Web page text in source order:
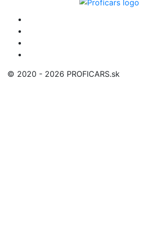
© 2020 - 2026 PROFICARS.sk